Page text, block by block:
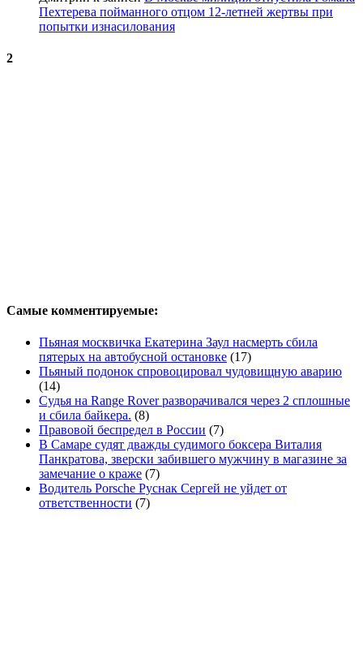
Пехтерева пойманного отцом 12-летней жертвы при
попытки изнасилования
2
Самые комментируемые:
Пьяная москвичка Екатерина Заул насмерть сбила
пятерых на автобусной остановке (17)
Пьяный подонок спровоцировал чудовищную аварию
(14)
Судья на Range Rover разворачивался через 2 сплошные
и сбила байкера. (8)
Правовой беспредел в России (7)
В Самаре судят дважды судимого боксера Виталия
Панкратова, зверски забившего мужчину в магазине за
замечание о краже (7)
Водитель Porsche Руснак Сергей не уйдет от
ответственности (7)